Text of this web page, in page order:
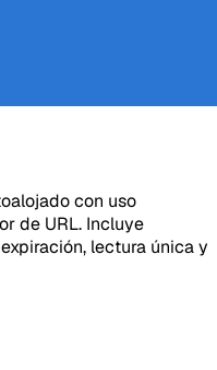
con uso
de URL. Incluye
lectura única y